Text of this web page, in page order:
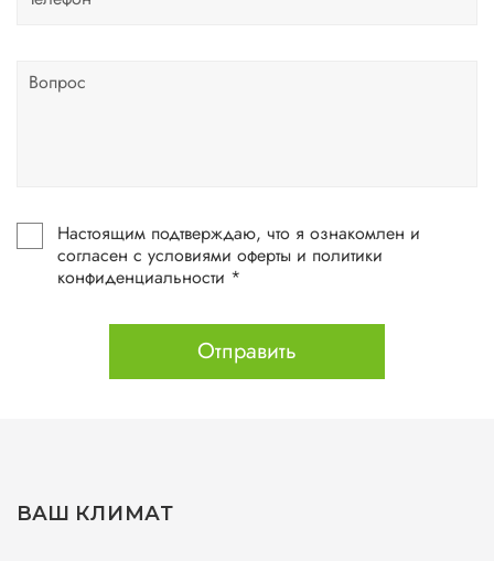
Настоящим подтверждаю, что я ознакомлен и
согласен с условиями оферты и политики
конфиденциальности *
Отправить
ВАШ КЛИМАТ